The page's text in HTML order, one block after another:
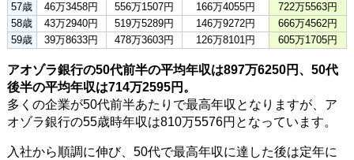
57歳
46万3458円 556万1507円 166万4055円
722万5563円
58歳
43万2940円 519万5289円 146万9272円
666万4562円
59歳
39万8633円 478万3603円 126万8101円 605万1705円
アオゾラ銀行の50代前半の平均年収は897万6250円、50代
後半の平均年収は714万2595円。
多くの企業が50代前半あたりで最高年収となりますが、ア
オゾラ銀行の55歳時年収は810万5576円となっています。
入社から順調に伸び、50代で最高年収に達した後は定年に